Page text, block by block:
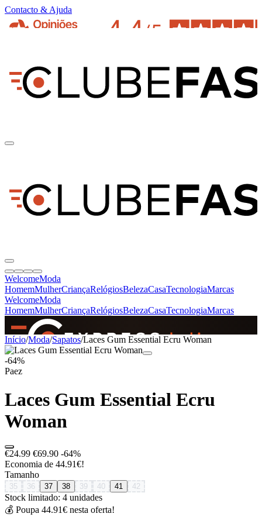
Contacto & Ajuda
WelcomeModa
HomemMulherCriançaRelógiosBelezaCasaTecnologiaMarcas
WelcomeModa
HomemMulherCriançaRelógiosBelezaCasaTecnologiaMarcas
SINCE 2005
Início/Moda/Sapatos/Laces Gum Essential Ecru Woman
-64%
Paez
Laces Gum Essential Ecru
Woman
€24.99 €69.90 -64%
Economia de 44.91€!
Tamanho
35 36 37 38 39 40 41 42
Stock limitado: 4 unidades
💰 Poupa 44.91€ nesta oferta!